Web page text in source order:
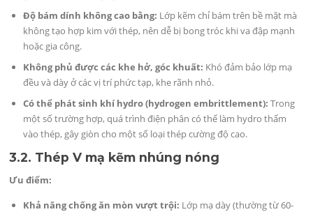
Độ bám dính không cao bằng: Lớp kẽm chỉ bám trên bề mặt mà
không tạo hợp kim với thép, nên dễ bị bong tróc khi va đập mạnh
hoặc gia công.
Không phủ được các khe hở, góc khuất: Khó đảm bảo lớp mạ
đều và dày ở các vị trí phức tạp, khe rãnh nhỏ.
Có thể phát sinh khí hydro (hydrogen embrittlement): Trong
một số trường hợp, quá trình điện phân có thể làm hydro thấm
vào thép, gây giòn cho một số loại thép cường độ cao.
3.2. Thép V mạ kẽm nhúng nóng
Ưu điểm:
Khả năng chống ăn mòn vượt trội: Lớp mạ dày (thường từ 60-